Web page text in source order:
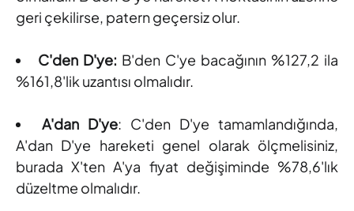
geri çekilirse, patern geçersiz olur.
C'den D'ye: B'den C'ye bacağının %127,2 ila
%161,8'lik uzantısı olmalıdır.
A'dan D'ye: C'den D'ye tamamlandığında,
A'dan D'ye hareketi genel olarak ölçmelisiniz,
burada X'ten A'ya fiyat değişiminde %78,6'lık
düzeltme olmalıdır.